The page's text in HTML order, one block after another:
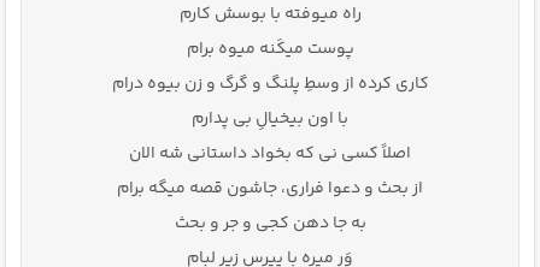
راه میوفته با بوسش کارم
پوست میکَنه میوه برام
کاری کرده از وسطِ پلنگ و گرگ و زن بیوه درام
با اون بیخیالِ بی پدارم
اصلاً کسی نی که بخواد داستانی شه الان
از بحث و دعوا فراری، جاشون قصه میگه برام
به جا دهن کجی و جر و بحث
وَر میره با پیِرس زیرِ لبام